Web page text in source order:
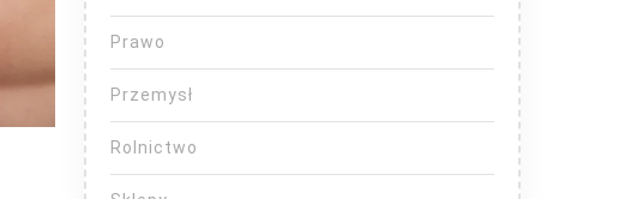
Prawo
Przemysł
Rolnictwo